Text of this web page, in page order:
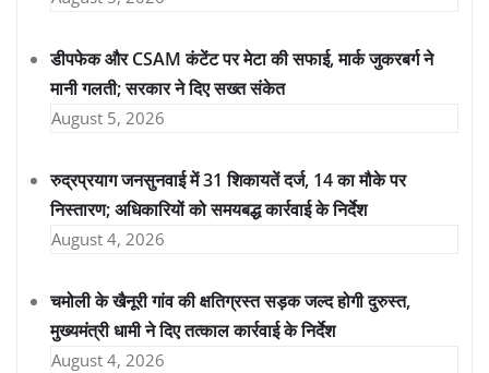
डीपफेक और CSAM कंटेंट पर मेटा की सफाई, मार्क जुकरबर्ग ने
मानी गलती; सरकार ने दिए सख्त संकेत
August 5, 2026
रुद्रप्रयाग जनसुनवाई में 31 शिकायतें दर्ज, 14 का मौके पर
निस्तारण; अधिकारियों को समयबद्ध कार्रवाई के निर्देश
August 4, 2026
चमोली के खैनूरी गांव की क्षतिग्रस्त सड़क जल्द होगी दुरुस्त,
मुख्यमंत्री धामी ने दिए तत्काल कार्रवाई के निर्देश
August 4, 2026